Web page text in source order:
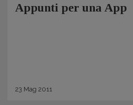
Appunti per una App
23 Mag 2011